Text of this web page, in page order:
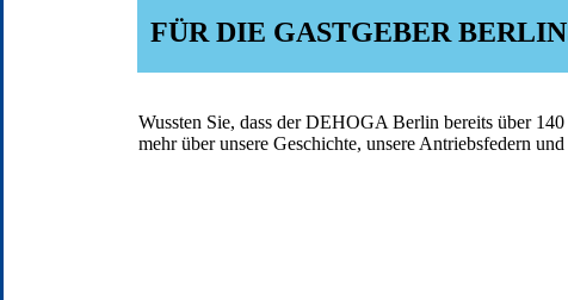
FÜR DIE GASTGEBER
Wussten Sie, dass der DEHOGA Berlin bereits über
mehr über unsere Geschichte, unsere Antriebsfedern